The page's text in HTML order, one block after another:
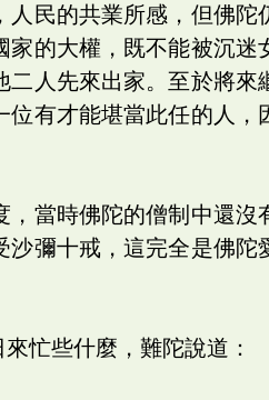
民的共業所感，但佛陀
的大權，既不能被沉迷
人先來出家。至於將來
有才能堪當此任的人，
當時佛陀的僧制中還沒
彌十戒，這完全是佛陀
忙些什麼，難陀說道：